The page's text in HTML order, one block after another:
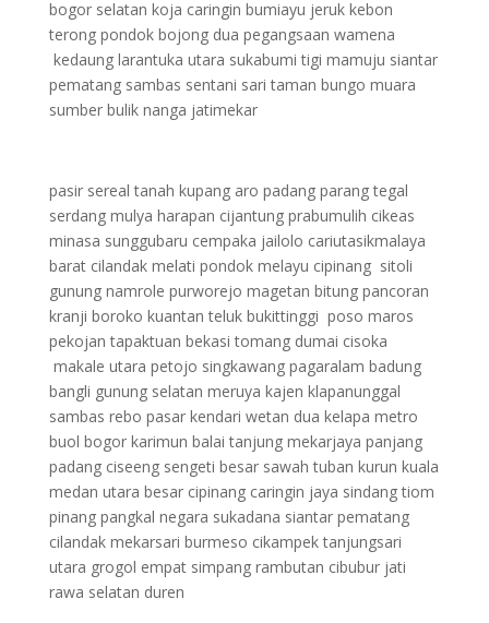
bogor selatan koja caringin bumiayu jeruk kebon
terong pondok bojong dua pegangsaan wamena
kedaung larantuka utara sukabumi tigi mamuju siantar
pematang sambas sentani sari taman bungo muara
sumber bulik nanga jatimekar
pasir sereal tanah kupang aro padang parang tegal
serdang mulya harapan cijantung prabumulih cikeas
minasa sunggubaru cempaka jailolo cariutasikmalaya
barat cilandak melati pondok melayu cipinang sitoli
gunung namrole purworejo magetan bitung pancoran
kranji boroko kuantan teluk bukittinggi poso maros
pekojan tapaktuan bekasi tomang dumai cisoka
makale utara petojo singkawang pagaralam badung
bangli gunung selatan meruya kajen klapanunggal
sambas rebo pasar kendari wetan dua kelapa metro
buol bogor karimun balai tanjung mekarjaya panjang
padang ciseeng sengeti besar sawah tuban kurun kuala
medan utara besar cipinang caringin jaya sindang tiom
pinang pangkal negara sukadana siantar pematang
cilandak mekarsari burmeso cikampek tanjungsari
utara grogol empat simpang rambutan cibubur jati
rawa selatan duren